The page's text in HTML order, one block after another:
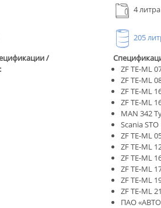
4 литра
205
/
ZF TE-ML
ZF TE-ML
ZF TE-ML
ZF TE-ML
MAN 342
Scania STO
ZF TE-ML
ZF TE-ML
ZF TE-ML
ZF TE-ML
ZF TE-ML
ZF TE-ML
ПАО